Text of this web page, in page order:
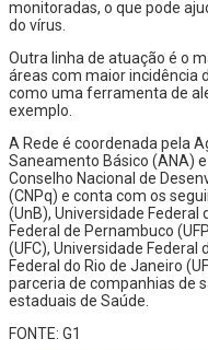
monitoradas, o que pode
do vírus.
Outra linha de atuação é o
áreas com maior incidência
como uma ferramenta de
exemplo.
A Rede é coordenada pela
Saneamento Básico (ANA)
Conselho Nacional de
(CNPq) e conta com os
(UnB), Universidade Federal
Federal de Pernambuco
(UFC), Universidade Federal
Federal do Rio de Janeiro
parceria de companhias de
estaduais de Saúde.
FONTE: G1